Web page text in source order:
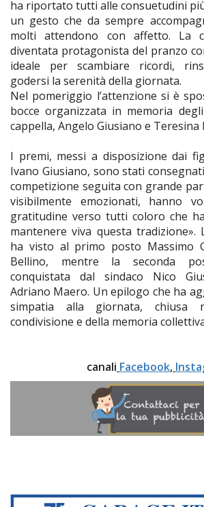
ha riportato tutti alle consuetudini
un gesto che da sempre
molti attendono con affetto. La
diventata protagonista del pranzo
ideale per scambiare ricordi,
godersi la serenità della giornata.
Nel pomeriggio l’attenzione si è
bocce organizzata in memoria
cappella, Angelo Giusiano e Teresina
I premi, messi a disposizione dai
Ivano Giusiano, sono stati
competizione seguita con grande
visibilmente emozionati, hanno
gratitudine verso tutti coloro che
mantenere viva questa tradizione».
ha visto al primo posto Massimo
Bellino, mentre la seconda
conquistata dal sindaco Nico
Adriano Maero. Un epilogo che ha
simpatia alla giornata, chiusa
condivisione e della memoria
canali Facebook,